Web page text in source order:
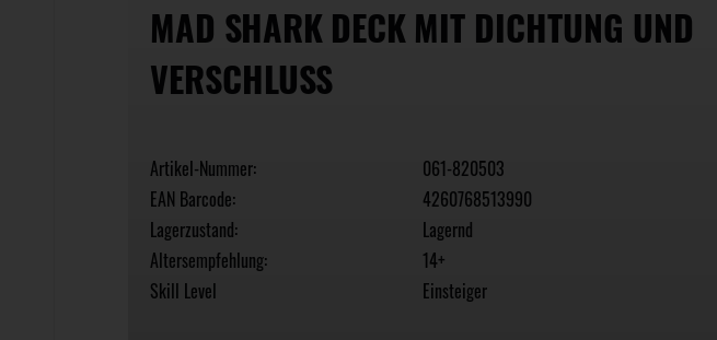
MAD SHARK DECK MIT DICHTUNG UND
VERSCHLUSS
Artikel-Nummer:
061-820503
EAN Barcode:
4260768513990
Lagerzustand:
Lagernd
Altersempfehlung:
14+
Skill Level
Einsteiger